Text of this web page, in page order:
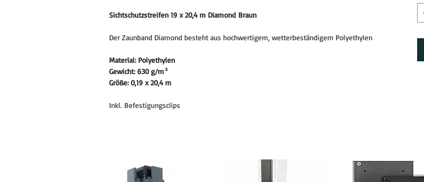
Sichtschutzstreifen 19 x 20,4 m Diamond Braun
Der Zaunband Diamond besteht aus hochwertigem, wetterbeständigem Polyethylen
Material: Polyethylen
Gewicht: 630 g/m²
Größe: 0,19 x 20,4 m
Inkl. Befestigungsclips